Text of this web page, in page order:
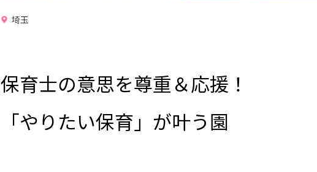
埼玉
保育士の意思を尊重＆応援！
「やりたい保育」が叶う園